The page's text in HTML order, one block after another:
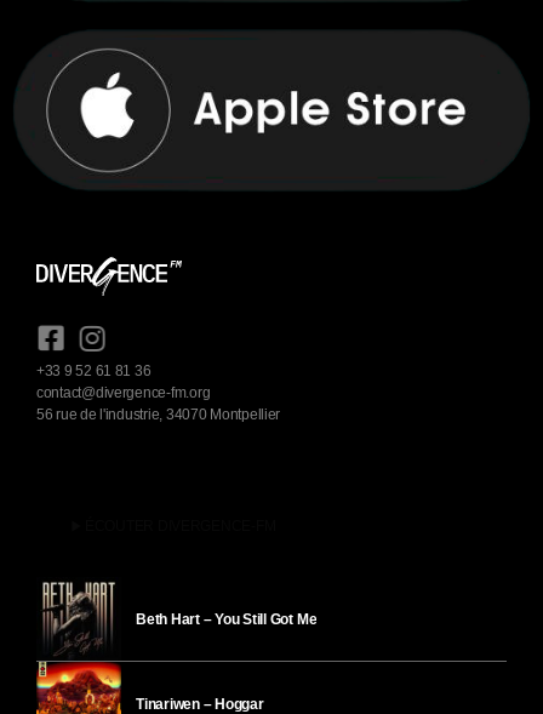
+33 9 52 61 81 36
contact@divergence-fm.org
56 rue de l'industrie, 34070 Montpellier
Beth Hart – You Still Got Me
Tinariwen – Hoggar